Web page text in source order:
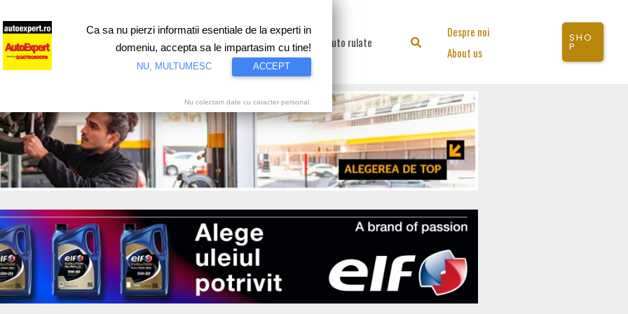
Test drive Motorsport Proiecte speciale Video Auto rulate Search
Despre noi
About us
SHO
P
Ca sa nu pierzi informatii esentiale de la experti in
domeniu, accepta sa le impartasim cu tine!
NU, MULTUMESC ACCEPT
Nu colectam date cu caracter personal.